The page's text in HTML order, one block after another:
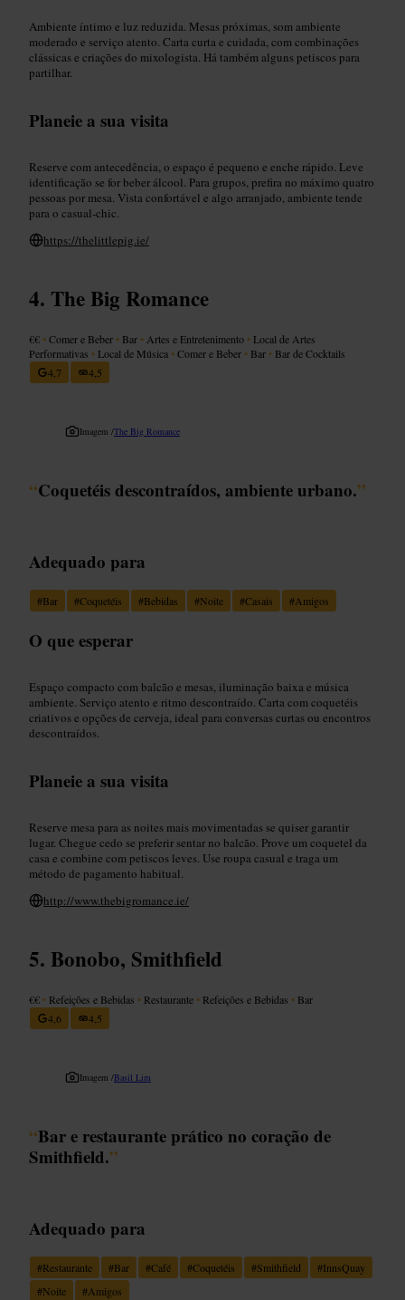
Ambiente íntimo e luz reduzida. Mesas próximas, som ambiente
moderado e serviço atento. Carta curta e cuidada, com combinações
clássicas e criações do mixologista. Há também alguns petiscos para
partilhar.
Planeie a sua visita
Reserve com antecedência, o espaço é pequeno e enche rápido. Leve
identificação se for beber álcool. Para grupos, prefira no máximo quatro
pessoas por mesa. Vista confortável e algo arranjado, ambiente tende
para o casual-chic.
https://thelittlepig.ie/
The Big Romance
€€ •Comer e Beber • Bar • Artes e Entretenimento • Local de Artes
Performativas • Local de Música •Comer e Beber • Bar • Bar de Cocktails
4,7
4,5
Imagem /The Big Romance
“Coquetéis descontraídos, ambiente urbano.”
Adequado para
#Bar #Coquetéis #Bebidas #Noite #Casais #Amigos
O que esperar
Espaço compacto com balcão e mesas, iluminação baixa e música
ambiente. Serviço atento e ritmo descontraído. Carta com coquetéis
criativos e opções de cerveja, ideal para conversas curtas ou encontros
descontraídos.
Planeie a sua visita
Reserve mesa para as noites mais movimentadas se quiser garantir
lugar. Chegue cedo se preferir sentar no balcão. Prove um coquetel da
casa e combine com petiscos leves. Use roupa casual e traga um
método de pagamento habitual.
http://www.thebigromance.ie/
Bonobo, Smithfield
€€ • Refeições e Bebidas • Restaurante • Refeições e Bebidas • Bar
4,6
4,5
Imagem /Basil Lim
“Bar e restaurante prático no coração de
Smithfield.”
Adequado para
#Restaurante #Bar #Café #Coquetéis #Smithfield #InnsQuay
#Noite #Amigos